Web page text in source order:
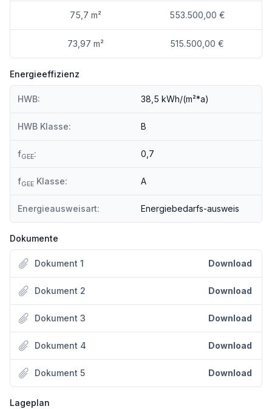
75,7 m² 553.500,00 €
73,97 m² 515.500,00 €
Energieeffizienz
HWB: 38,5 kWh/(m²*a)
HWB Klasse: B
fGEE: 0,7
fGEE Klasse: A
Energieausweisart: Energiebedarfs-ausweis
Dokumente
Dokument 1 Download
Dokument 2 Download
Dokument 3 Download
Dokument 4 Download
Dokument 5 Download
Lageplan